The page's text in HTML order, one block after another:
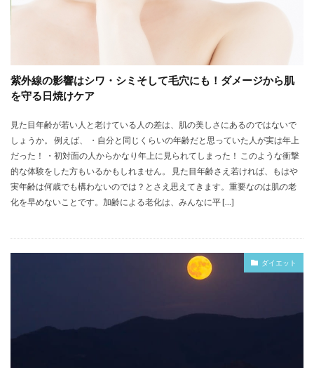
紫外線の影響はシワ・シミそして毛穴にも！ダメージから肌
を守る日焼けケア
見た目年齢が若い人と老けている人の差は、肌の美しさにあるのではないで
しょうか。 例えば、 ・自分と同じくらいの年齢だと思っていた人が実は年上
だった！ ・初対面の人からかなり年上に見られてしまった！ このような衝撃
的な体験をした方もいるかもしれません。 見た目年齢さえ若ければ、もはや
実年齢は何歳でも構わないのでは？とさえ思えてきます。重要なのは肌の老
化を早めないことです。加齢による老化は、みんなに平 […]
ダイエット